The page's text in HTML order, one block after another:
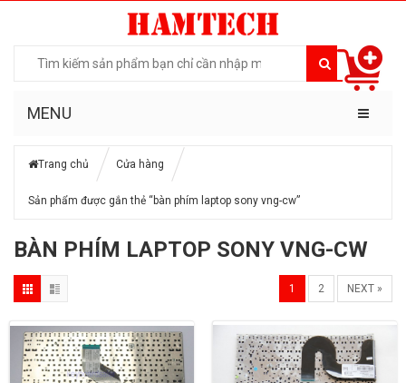
MENU
Trang chủ Cửa hàng
Sản phẩm được gắn thẻ “bàn phím laptop sony vng-cw”
BÀN PHÍM LAPTOP SONY VNG-CW
1 2 NEXT »